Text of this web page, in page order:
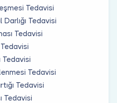
Tedavisi
Tedavisi
Tedavisi
Tedavisi
Tedavisi
Tedavisi
Tedavisi